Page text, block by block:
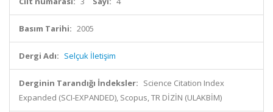
Basım Tarihi: 2005
Dergi Adı: Selçuk İletişim
Derginin Tarandığı İndeksler: Science Citation Index
Expanded (SCI-EXPANDED), Scopus, TR DİZİN (ULAKBİM)